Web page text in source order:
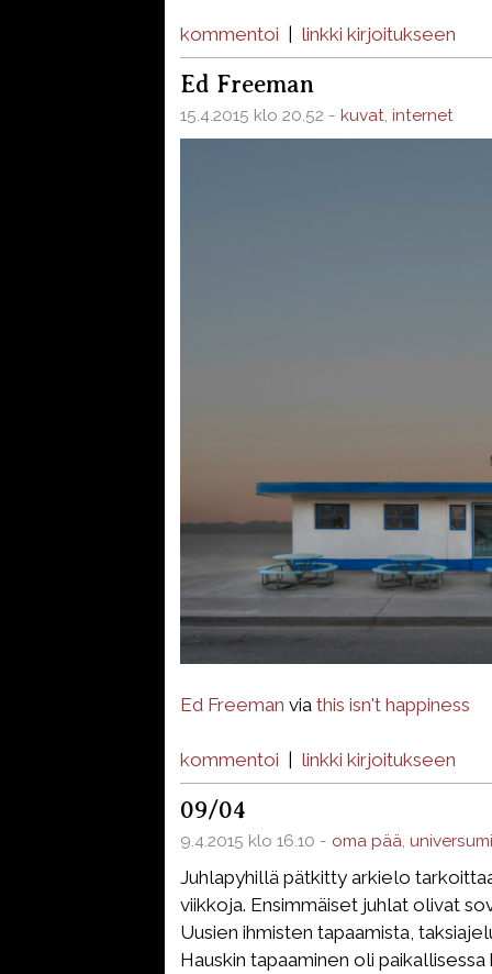
kommentoi linkki kirjoitukseen
Ed Freeman
15.4.2015 klo 20.52 - kuvat, internet
Ed Freeman via this isn't happiness
kommentoi linkki kirjoitukseen
09/04
9.4.2015 klo 16.10 - oma pää, universumi
Juhlapyhillä pätkitty arkielo
viikkoja. Ensimmäiset juhlat olivat
Uusien ihmisten tapaamista,
Hauskin tapaaminen oli